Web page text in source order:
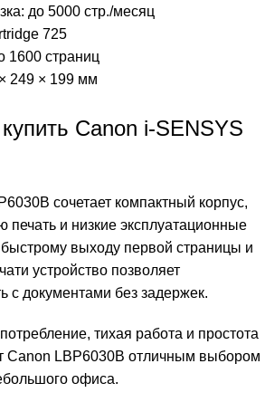
до 5000 стр./месяц
725
1600 страниц
249 × 199 мм
Canon i-SENSYS
сочетает компактный корпус,
печать и низкие эксплуатационные
выходу первой страницы и
устройство позволяет
с документами без задержек.
тихая работа и простота
Canon LBP6030B отличным выбором
офиса.